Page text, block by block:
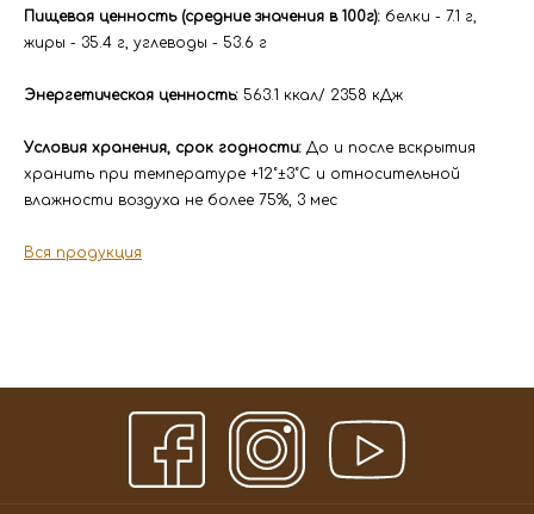
Пищевая ценность (средние значения в 100г): белки - 7.1 г,
жиры - 35.4 г, углеводы - 53.6 г
Энергетическая ценность: 563.1 ккал/ 2358 кДж
Условия хранения, срок годности: До и после вскрытия
хранить при температуре +12˚±3˚С и относительной
влажности воздуха не более 75%, 3 мес
Вся продукция